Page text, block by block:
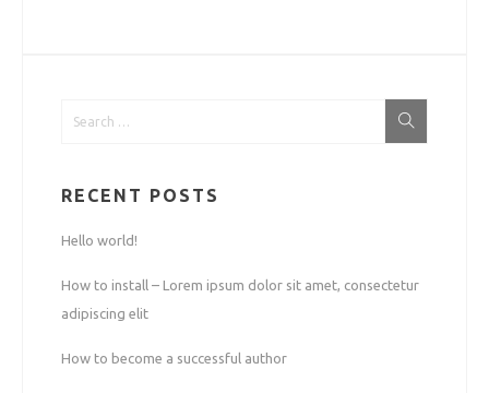
RECENT POSTS
Hello world!
How to install – Lorem ipsum dolor sit amet, consectetur
adipiscing elit
How to become a successful author